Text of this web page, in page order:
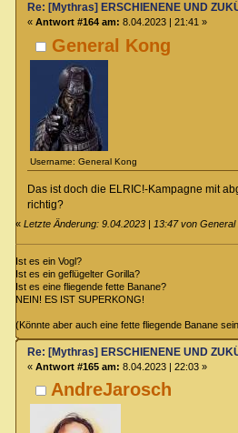
General Kong
Username: General Kong
Re: [Mythras] ERSCHIENENE UND
« Antwort #164 am: 8.04.2023 | 21:41 »
Das ist doch die ELRIC!-Kampagne mit
richtig?
«Letzte Änderung: 9.04.2023 | 13:47 von General
Ist es ein Vogl?
Ist es ein geflügelter Gorilla?
Ist es eine fliegende fette Banane?
NEIN! ES IST SUPERKONG!
(Könnte aber auch eine fette fliegende Banane
AndreJarosch
Re: [Mythras] ERSCHIENENE UND
« Antwort #165 am: 8.04.2023 | 22:03 »